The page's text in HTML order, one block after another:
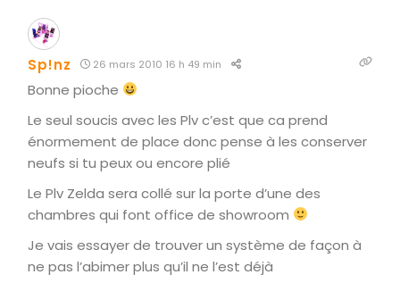
Sp!nz 26 mars 2010 16 h 49 min
Bonne pioche
Le seul soucis avec les Plv c’est que ca prend
énormement de place donc pense à les conserver
neufs si tu peux ou encore plié
Le Plv Zelda sera collé sur la porte d’une des
chambres qui font office de showroom
Je vais essayer de trouver un système de façon à
ne pas l’abimer plus qu’il ne l’est déjà